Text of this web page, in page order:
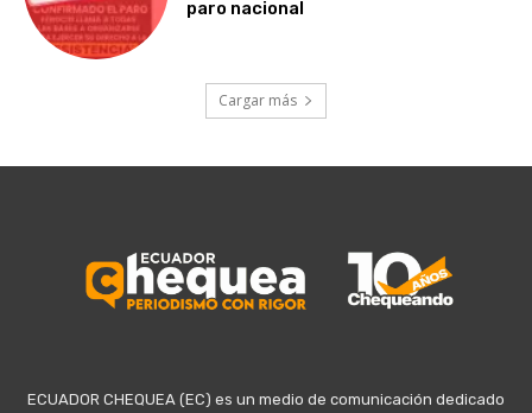
paro nacional
Cargar más
ECUADOR CHEQUEA (EC) es un medio de comunicación dedicado